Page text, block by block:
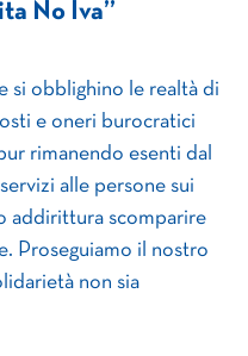
No Iva”
si obblighino le realtà di
e oneri burocratici
rimanendo esenti dal
alle persone sui
addirittura scomparire
Proseguiamo il nostro
non sia